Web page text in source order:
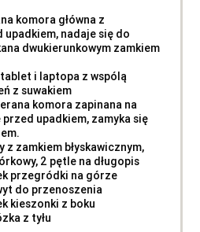
komora główna z
nadaje się do
dwukierunkowym zamkiem
tablet i laptopa z wspólą
z suwakiem
komora zapinana na
upadkiem, zamyka się
z zamkiem błyskawicznym,
2 pętle na długopis
przegródki na górze
do przenoszenia
kieszonki z boku
z tyłu